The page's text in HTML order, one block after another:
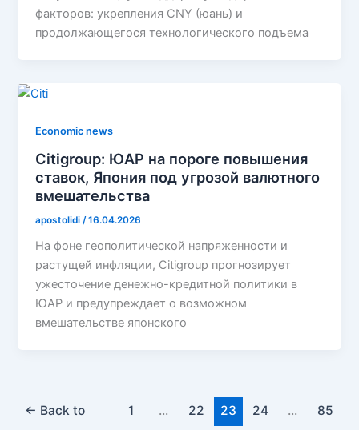
факторов: укрепления CNY (юань) и
продолжающегося технологического подъема
Economic news
Citigroup: ЮАР на пороге повышения
ставок, Япония под угрозой валютного
вмешательства
apostolidi /16.04.2026
На фоне геополитической напряженности и
растущей инфляции, Citigroup прогнозирует
ужесточение денежно-кредитной политики в
ЮАР и предупреждает о возможном
вмешательстве японского
← Back to 1 ... 22 23 24 ...
85